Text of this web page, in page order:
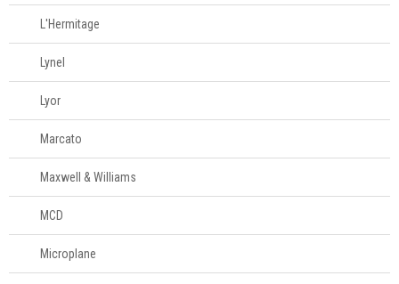
L'Hermitage
Lynel
Lyor
Marcato
Maxwell & Williams
MCD
Microplane